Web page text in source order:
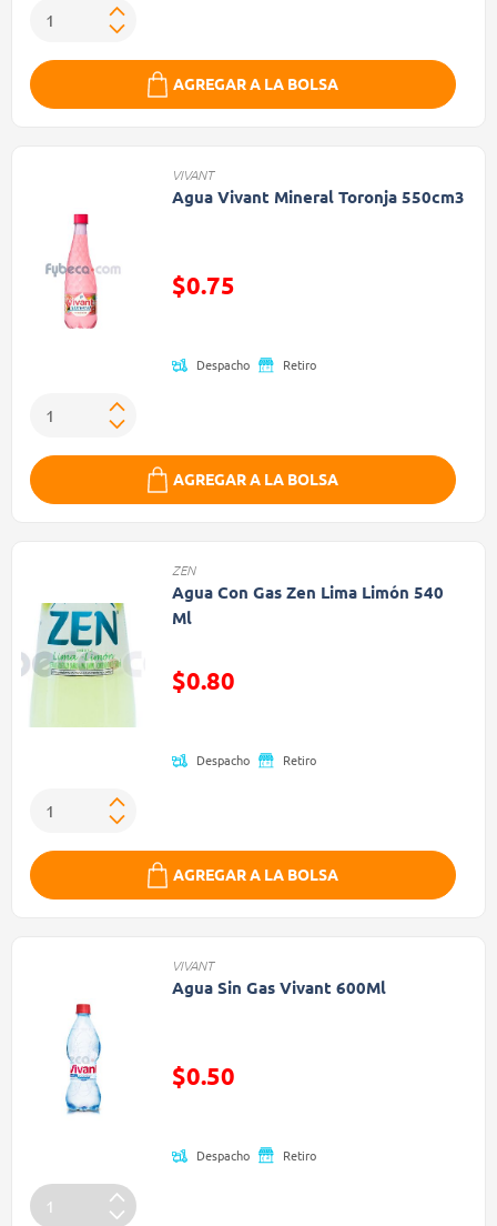
AGREGAR A LA BOLSA
VIVANT
Agua Vivant Mineral Toronja 550cm3
Precio reducido de
$0.75
Despacho Retiro
AGREGAR A LA BOLSA
ZEN
Agua Con Gas Zen Lima Limón 540
Ml
Precio reducido de
$0.80
Despacho Retiro
AGREGAR A LA BOLSA
VIVANT
Agua Sin Gas Vivant 600Ml
Precio reducido de
$0.50
Despacho Retiro